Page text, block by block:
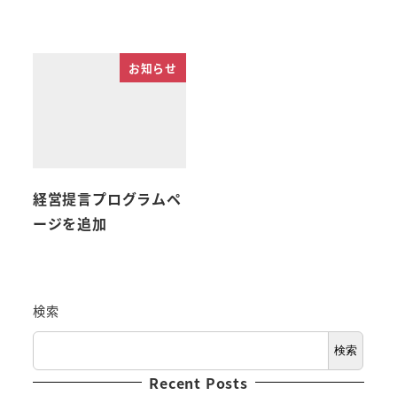
お知らせ
経営提言プログラムペ
ージを追加
検索
検索
Recent Posts